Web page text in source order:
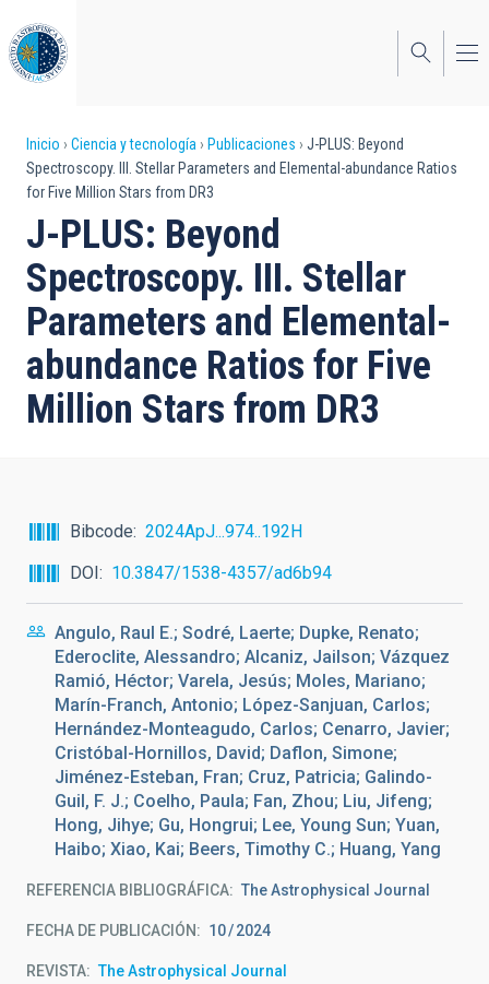
al
contenido
principal
Sobrescribir
enlaces
de
ayuda
a
la
navegación
Inicio Ciencia y tecnología Publicaciones
J-PLUS: Beyond
Spectroscopy. III. Stellar Parameters and Elemental-abundance Ratios
for Five Million Stars from DR3
J-PLUS: Beyond
Spectroscopy. III. Stellar
Parameters and Elemental-
abundance Ratios for Five
Million Stars from DR3
Bibcode
2024ApJ...974..192H
DOI
10.3847/1538-4357/ad6b94
Angulo, Raul E.; Sodré, Laerte; Dupke, Renato;
Ederoclite, Alessandro; Alcaniz, Jailson; Vázquez
Ramió, Héctor; Varela, Jesús; Moles, Mariano;
Marín-Franch, Antonio; López-Sanjuan, Carlos;
Hernández-Monteagudo, Carlos; Cenarro, Javier;
Cristóbal-Hornillos, David; Daflon, Simone;
Jiménez-Esteban, Fran; Cruz, Patricia; Galindo-
Guil, F. J.; Coelho, Paula; Fan, Zhou; Liu, Jifeng;
Hong, Jihye; Gu, Hongrui; Lee, Young Sun; Yuan,
Haibo; Xiao, Kai; Beers, Timothy C.; Huang, Yang
REFERENCIA BIBLIOGRÁFICA The Astrophysical Journal
FECHA DE PUBLICACIÓN: 10 2024
REVISTA The Astrophysical Journal